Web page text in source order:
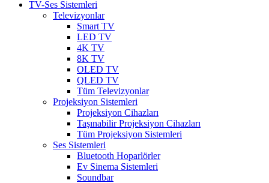
TV-Ses Sistemleri
Televizyonlar
Smart TV
LED TV
4K TV
8K TV
OLED TV
QLED TV
Tüm Televizyonlar
Projeksiyon Sistemleri
Projeksiyon Cihazları
Taşınabilir Projeksiyon Cihazları
Tüm Projeksiyon Sistemleri
Ses Sistemleri
Bluetooth Hoparlörler
Ev Sinema Sistemleri
Soundbar